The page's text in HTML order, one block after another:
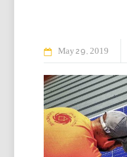
May 29 2019